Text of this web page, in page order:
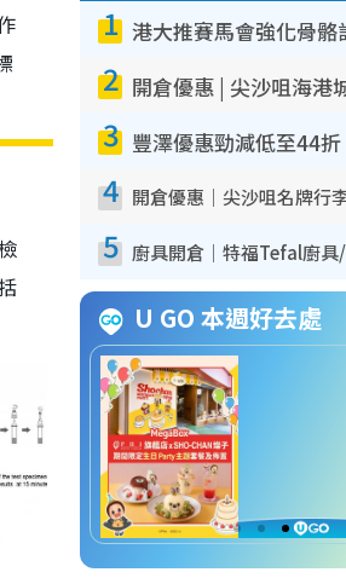
1
2
3
4
5
U GO 本週好去處